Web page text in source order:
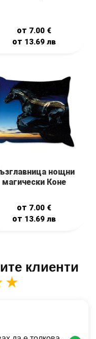
от 7.00 €
от 13.69лв
нощни
магически Коне
от 7.00 €
от 13.69лв
клиенти